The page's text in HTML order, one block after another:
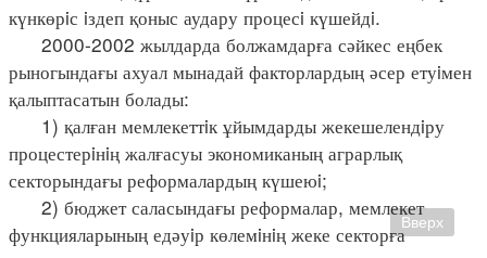
күнкөрiс iздеп қоныс аудару процесi күшейдi.
2000-2002 жылдарда болжамдарға сәйкес еңбек
рыногындағы ахуал мынадай факторлардың әсер етуiмен
қалыптасатын болады:
1) қалған мемлекеттiк ұйымдарды жекешелендiру
процестерiнiң жалғасуы экономиканың аграрлық
секторындағы реформалардың күшеюi;
2) бюджет саласындағы реформалар, мемлекет
функцияларының едәуiр көлемiнiң жеке секторғаВверх